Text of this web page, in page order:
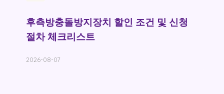
후측방충돌방지장치 할인 조건 및 신청
절차 체크리스트
2026-08-07